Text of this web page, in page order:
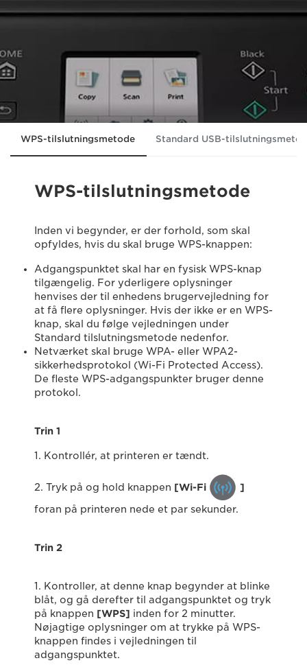
WPS-tilslutningsmetode Standard USB-
WPS-tilslutningsmetode
Inden vi begynder, er der forhold, som skal
opfyldes, hvis du skal bruge WPS-knappen:
Adgangspunktet skal har en fysisk WPS-knap
tilgængelig. For yderligere oplysninger
henvises der til enhedens brugervejledning for
at få flere oplysninger. Hvis der ikke er en WPS-
knap, skal du følge vejledningen under
Standard tilslutningsmetode nedenfor.
Netværket skal bruge WPA- eller WPA2-
sikkerhedsprotokol (Wi-Fi Protected Access).
De fleste WPS-adgangspunkter bruger denne
protokol.
Trin 1
1. Kontrollér, at printeren er tændt.
2. Tryk på og hold knappen [Wi-Fi ]
foran på printeren nede et par sekunder.
Trin 2
1. Kontroller, at denne knap begynder at blinke
blåt, og gå derefter til adgangspunktet og tryk
på knappen [WPS] inden for 2 minutter.
Nøjagtige oplysninger om at trykke på WPS-
knappen findes i vejledningen til
adgangspunktet.